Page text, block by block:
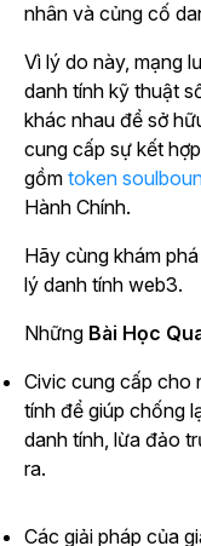
nhân và củng cố
Vì lý do này, mạng
danh tính kỹ thuật
khác nhau để sở
cung cấp sự kết
gồm token
Hành Chính.
Hãy cùng khám
lý danh tính web3.
Những Bài Học
Civic cung cấp cho
tính để giúp chống
danh tính, lừa đảo
ra.
Các giải pháp của